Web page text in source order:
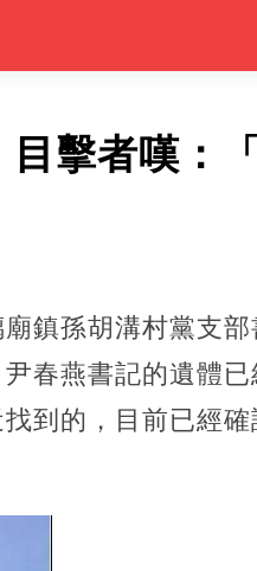
擊者嘆：
鎮孫胡溝村黨支
春燕書記的遺體
到的，目前已經確